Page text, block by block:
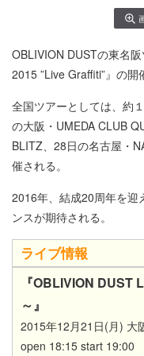
OBLIVION DUSTの東名
2015 ”Live Graffiti”』の開
全国ツアーとしては、約
の大阪・UMEDA CLUB
BLITZ、28日の名古屋・
催される。
2016年、結成20周年を迎
ンスが期待される。
ライブ情報
『OBLIVION DUST
～』
2015年12月21日(月) 大
open 18:15 start 19:00